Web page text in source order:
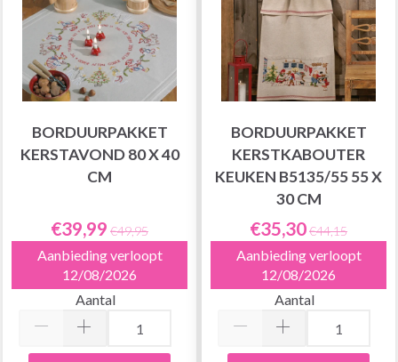
BORDUURPAKKET
KERSTAVOND 80 X 40
CM
€39,99 €49,95
Aanbieding verloopt
12/08/2026
Aantal
BORDUURPAKKET
KERSTKABOUTER
KEUKEN B5135/55 55 X
30 CM
€35,30€44,15
Aanbieding verloopt
12/08/2026
Aantal